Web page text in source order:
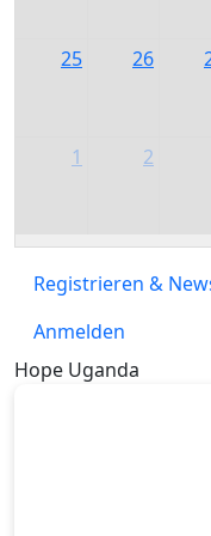
25 26
1 2
Registrieren &
Anmelden
Hope Uganda